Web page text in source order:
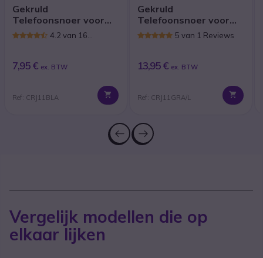
Gekruld
Telefoonsnoer voor
Handset 0.5m Wit
4.2 van 16
7,95 € ex. BTW
Ref: CRJ11BLA
Gekruld
Telefoonsnoer voor
Handset 5m Grafiet
5 van 1 Reviews
13,95 € ex. BTW
Ref: CRJ11GRA/L
Vergelijk modellen die op
elkaar lijken